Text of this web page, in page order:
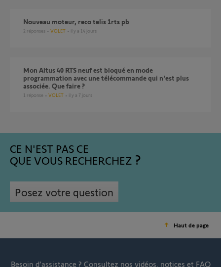
Nouveau moteur, reco telis 1rts pb
2 réponses VOLET il y a 14 jours
Mon Altus 40 RTS neuf est bloqué en mode
programmation avec une télécommande qui n'est plus
associée. Que faire ?
1 réponse VOLET il y a 7 jours
CE N'EST PAS CE
QUE VOUS RECHERCHEZ
Posez votre question
Haut de page
Besoin d’assistance ? Consultez nos vidéos, notices et FAQ